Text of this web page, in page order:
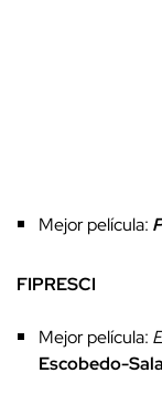
Mejor película:
FIPRESCI
Mejor película:
Escobedo-